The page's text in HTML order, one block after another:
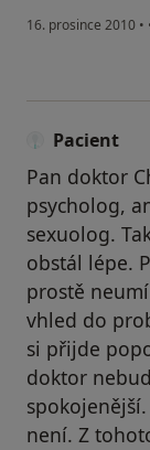
16. prosince 2010 •
Pacient
Pan doktor
psycholog,
sexuolog.
obstál lépe.
prostě
vhled do
si přijde
doktor
není. Z